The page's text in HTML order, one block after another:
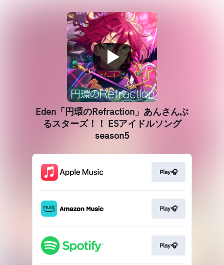
Eden「円環のRefraction」あんさんぶ
るスターズ！！ ESアイドルソング
season5
Play🎧
Play🎧
Play🎧